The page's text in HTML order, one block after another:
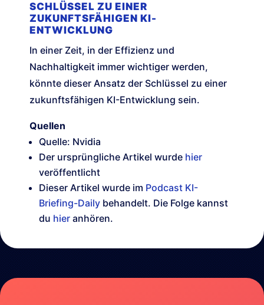
SCHLÜSSEL ZU EINER
ZUKUNFTSFÄHIGEN KI-
ENTWICKLUNG
In einer Zeit, in der Effizienz und
Nachhaltigkeit immer wichtiger werden,
könnte dieser Ansatz der Schlüssel zu einer
zukunftsfähigen KI-Entwicklung sein.
Quellen
Quelle: Nvidia
Der ursprüngliche Artikel wurde hier
veröffentlicht
Dieser Artikel wurde im Podcast KI-
Briefing-Daily behandelt. Die Folge kannst
du hier anhören.